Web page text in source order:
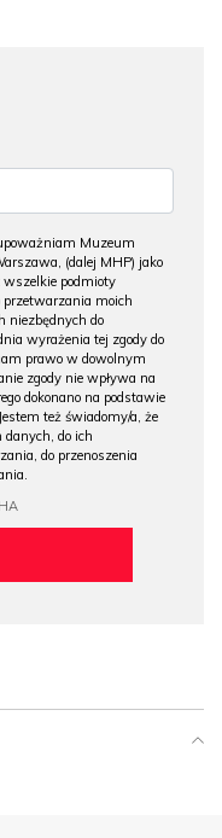
Muzeum
(dalej MHP) jako
podmioty
przetwarzania moich
niezbędnych do
wyrażenia tej zgody do
prawo w dowolnym
zgody nie wpływa na
dokonano na podstawie
też świadomy/a, że
danych, do ich
do przenoszenia